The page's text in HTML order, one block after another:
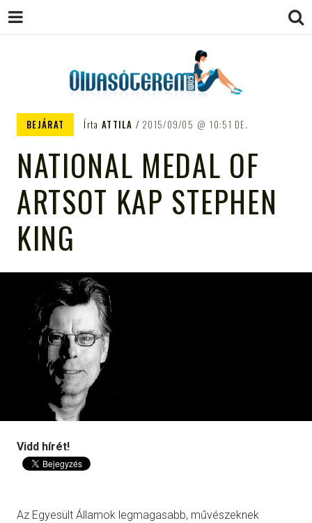
OLVASÓTEREM.COM – AZ
TÁMOGATÓJA
BEJÁRAT Írta ATTILA 2015/09/05 10:51 DE.
NATIONAL MEDAL OF
ARTSOT KAP STEPHEN
KING
Vidd hírét!
Az Egyesült Államok legmagasabb, művészeknek